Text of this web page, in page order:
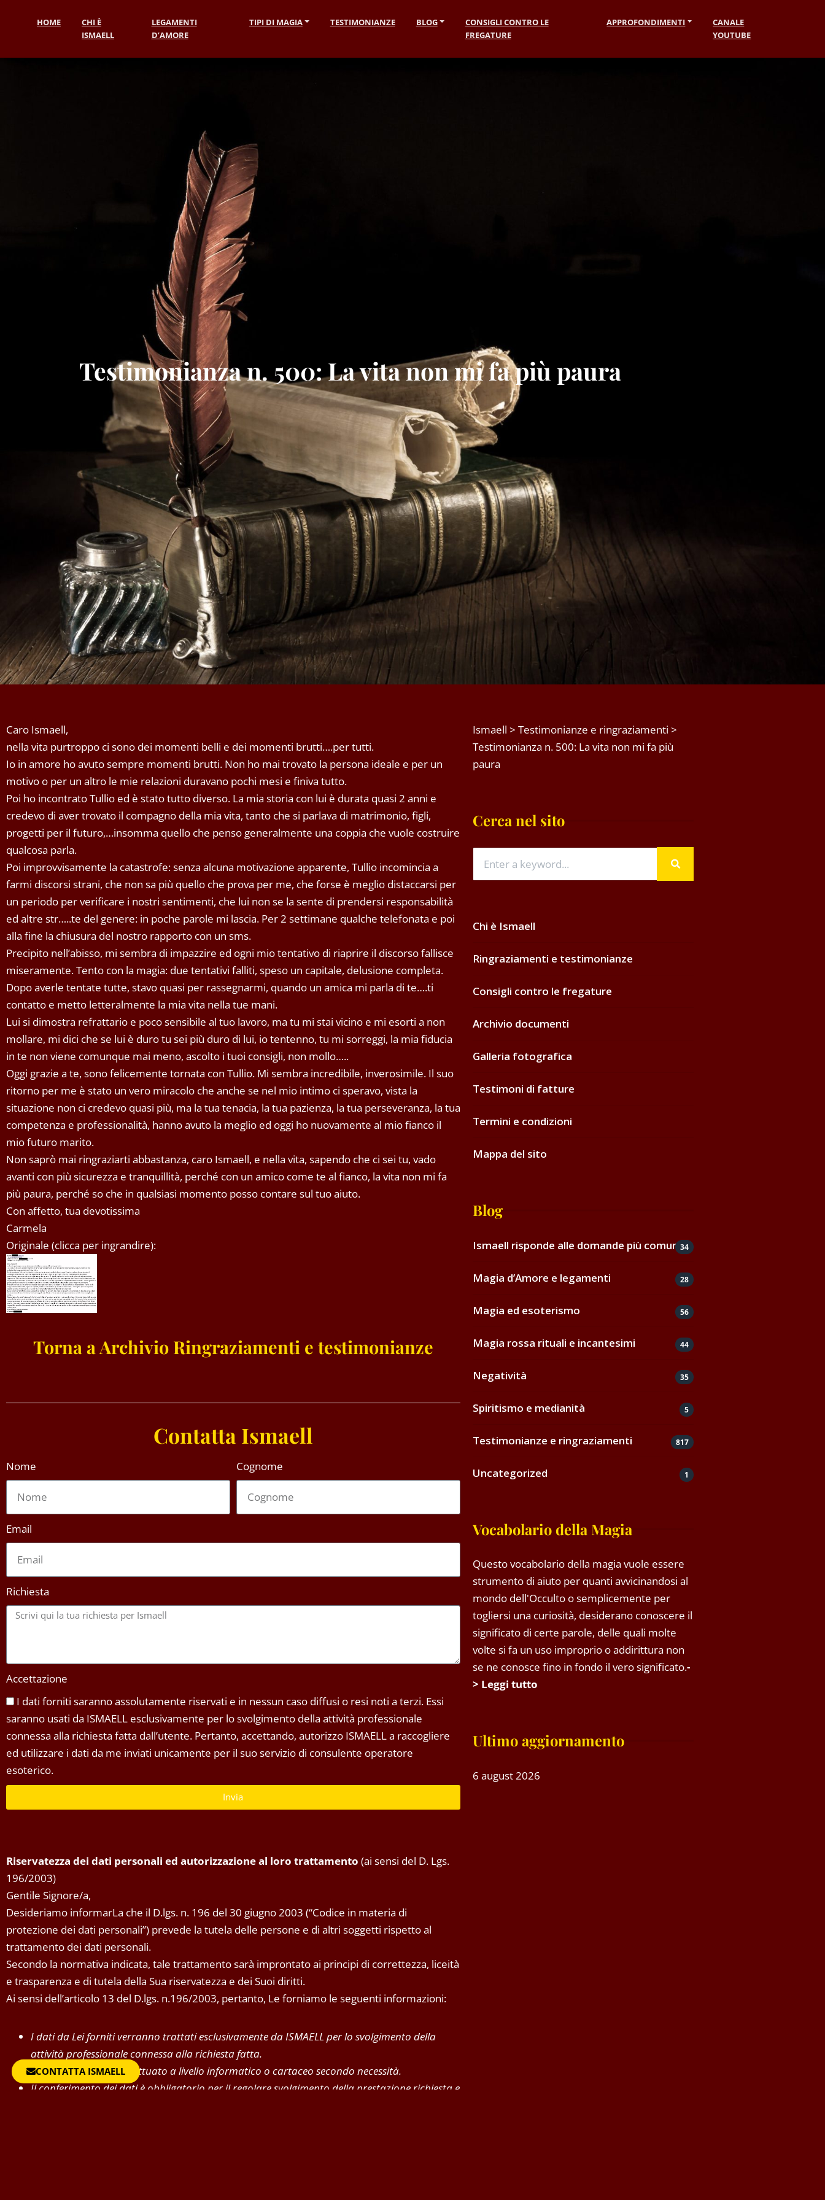
HOME
CHI È
ISMAELL
LEGAMENTI
D’AMORE
TIPI DI MAGIA TESTIMONIANZE BLOG
CONSIGLI CONTRO LE
FREGATURE
APPROFONDIMENTI
CANALE
YOUTUBE
Testimonianza n. 500: La vita non mi fa più paura
Caro Ismaell,
nella vita purtroppo ci sono dei momenti belli e dei momenti brutti….per tutti.
Io in amore ho avuto sempre momenti brutti. Non ho mai trovato la persona ideale e per un
motivo o per un altro le mie relazioni duravano pochi mesi e finiva tutto.
Poi ho incontrato Tullio ed è stato tutto diverso. La mia storia con lui è durata quasi 2 anni e
credevo di aver trovato il compagno della mia vita, tanto che si parlava di matrimonio, figli,
progetti per il futuro,…insomma quello che penso generalmente una coppia che vuole costruire
qualcosa parla.
Poi improvvisamente la catastrofe: senza alcuna motivazione apparente, Tullio incomincia a
farmi discorsi strani, che non sa più quello che prova per me, che forse è meglio distaccarsi per
un periodo per verificare i nostri sentimenti, che lui non se la sente di prendersi responsabilità
ed altre str…..te del genere: in poche parole mi lascia. Per 2 settimane qualche telefonata e poi
alla fine la chiusura del nostro rapporto con un sms.
Precipito nell’abisso, mi sembra di impazzire ed ogni mio tentativo di riaprire il discorso fallisce
miseramente. Tento con la magia: due tentativi falliti, speso un capitale, delusione completa.
Dopo averle tentate tutte, stavo quasi per rassegnarmi, quando un amica mi parla di te….ti
contatto e metto letteralmente la mia vita nella tue mani.
Lui si dimostra refrattario e poco sensibile al tuo lavoro, ma tu mi stai vicino e mi esorti a non
mollare, mi dici che se lui è duro tu sei più duro di lui, io tentenno, tu mi sorreggi, la mia fiducia
in te non viene comunque mai meno, ascolto i tuoi consigli, non mollo…..
Oggi grazie a te, sono felicemente tornata con Tullio. Mi sembra incredibile, inverosimile. Il suo
ritorno per me è stato un vero miracolo che anche se nel mio intimo ci speravo, vista la
situazione non ci credevo quasi più, ma la tua tenacia, la tua pazienza, la tua perseveranza, la tua
competenza e professionalità, hanno avuto la meglio ed oggi ho nuovamente al mio fianco il
mio futuro marito.
Non saprò mai ringraziarti abbastanza, caro Ismaell, e nella vita, sapendo che ci sei tu, vado
avanti con più sicurezza e tranquillità, perché con un amico come te al fianco, la vita non mi fa
più paura, perché so che in qualsiasi momento posso contare sul tuo aiuto.
Con affetto, tua devotissima
Carmela
Originale (clicca per ingrandire):
Torna a Archivio Ringraziamenti e testimonianze
Contatta Ismaell
Nome Cognome
Email
Richiesta
Accettazione
I dati forniti saranno assolutamente riservati e in nessun caso diffusi o resi noti a terzi. Essi
saranno usati da ISMAELL esclusivamente per lo svolgimento della attività professionale
connessa alla richiesta fatta dall’utente. Pertanto, accettando, autorizzo ISMAELL a raccogliere
ed utilizzare i dati da me inviati unicamente per il suo servizio di consulente operatore
esoterico.
Invia
Riservatezza dei dati personali ed autorizzazione al loro trattamento (ai sensi del D. Lgs.
196/2003)
Gentile Signore/a,
Desideriamo informarLa che il D.lgs. n. 196 del 30 giugno 2003 (“Codice in materia di
protezione dei dati personali”) prevede la tutela delle persone e di altri soggetti rispetto al
trattamento dei dati personali.
Secondo la normativa indicata, tale trattamento sarà improntato ai principi di correttezza, liceità
e trasparenza e di tutela della Sua riservatezza e dei Suoi diritti.
Ai sensi dell’articolo 13 del D.lgs. n.196/2003, pertanto, Le forniamo le seguenti informazioni:
I dati da Lei forniti verranno trattati esclusivamente da ISMAELL per lo svolgimento della
attività professionale connessa alla richiesta fatta.
Il trattamento sarà effettuato a livello informatico o cartaceo secondo necessità.
Il conferimento dei dati è obbligatorio per il regolare svolgimento della prestazione richiesta e
Ismaell > Testimonianze e ringraziamenti >
Testimonianza n. 500: La vita non mi fa più
paura
Cerca nel sito
Chi è Ismaell
Ringraziamenti e testimonianze
Consigli contro le fregature
Archivio documenti
Galleria fotografica
Testimoni di fatture
Termini e condizioni
Mappa del sito
Blog
Ismaell risponde alle domande più comuni34
Magia d’Amore e legamenti 28
Magia ed esoterismo 56
Magia rossa rituali e incantesimi 44
Negatività 35
Spiritismo e medianità 5
Testimonianze e ringraziamenti 817
Uncategorized 1
Vocabolario della Magia
Questo vocabolario della magia vuole essere
strumento di aiuto per quanti avvicinandosi al
mondo dell'Occulto o semplicemente per
togliersi una curiosità, desiderano conoscere il
significato di certe parole, delle quali molte
volte si fa un uso improprio o addirittura non
se ne conosce fino in fondo il vero significato.-
> Leggi tutto
Ultimo aggiornamento
6 august 2026
CONTATTA ISMAELL